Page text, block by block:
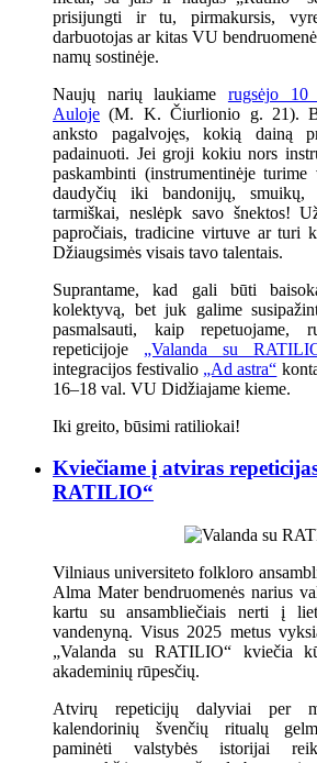
prisijungti ir tu, pirmakursis,
darbuotojas ar kitas VU
namų sostinėje.
Naujų narių laukiame rugsėjo
Auloje (M. K. Čiurlionio g. 21).
anksto pagalvojęs, kokią dainą
padainuoti. Jei groji kokiu nors
paskambinti (instrumentinėje
daudyčių iki bandonijų, smuikų,
tarmiškai, neslėpk savo šnektos!
papročiais, tradicine virtuve ar turi
Džiaugsimės visais tavo talentais.
Suprantame, kad gali būti
kolektyvą, bet juk galime
pasmalsauti, kaip
repeticijoje „Valanda su
integracijos festivalio „Ad astra“
16–18 val. VU Didžiajame kieme.
Iki greito, būsimi ratiliokai!
Kviečiame į atviras
RATILIO“
Vilniaus universiteto folkloro
Alma Mater bendruomenės narius
kartu su ansambliečiais nerti į
vandenyną. Visus 2025 metus
„Valanda su RATILIO“ kviečia
akademinių rūpesčių.
Atvirų repeticijų dalyviai per
kalendorinių švenčių ritualų
paminėti valstybės istorijai